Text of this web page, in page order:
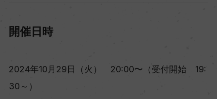
開催日時
2024年10月29日（火） 20:00〜（受付開始 19:
30～）